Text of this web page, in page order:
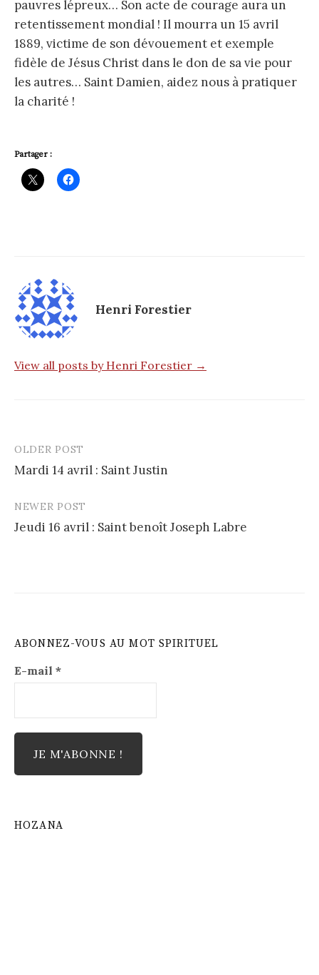
pauvres lépreux… Son acte de courage aura un
retentissement mondial ! Il mourra un 15 avril
1889, victime de son dévouement et exemple
fidèle de Jésus Christ dans le don de sa vie pour
les autres… Saint Damien, aidez nous à pratiquer
la charité !
Partager :
Henri Forestier
View all posts by Henri Forestier →
Post
navigation
OLDER POST
Mardi 14 avril : Saint Justin
NEWER POST
Jeudi 16 avril : Saint benoît Joseph Labre
ABONNEZ-VOUS AU MOT SPIRITUEL
E-mail *
HOZANA